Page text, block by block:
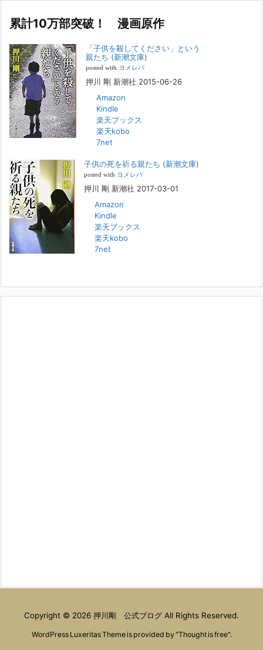
若年層の子供の問題
『「子供を殺してください」という親たち』では、先月まで、10代の対
象者をテーマにした回、「ケース19 奴隷化する親たち」をお送りして
いました。こちらは、最終話をコミックバンチWebで読むことができま
す[...]
FBS福岡放送『目撃者f』出演情報
2022年2月27日
本日（日曜）深夜1時25分～FBS福岡放送『目撃者f』で、（株）トキワ
されます。「俺がつなげてやる～コワモテ“説得屋”の生き様～」続きを
[...]
人と“直接”向き合うことの価値
2022年1月14日
2022年になりました。すでに言い尽くされていることではありますが、
コロナ禍は、日々の生活や生き方そのものを考える機会となりました。
ブ
累計10万部突破！ 漫画原作
「子供を殺してください」という
親たち (新潮文庫)
posted with ヨメレバ
押川 剛 新潮社 2015-06-26
Amazon
Kindle
楽天ブックス
楽天kobo
7net
子供の死を祈る親たち (新潮文庫)
posted with ヨメレバ
押川 剛 新潮社 2017-03-01
Amazon
Kindle
楽天ブックス
楽天kobo
7net
Copyright © 2026 押川剛 公式ブログ All Rights Reserved.
WordPress Luxeritas Theme is provided by "Thought is free".